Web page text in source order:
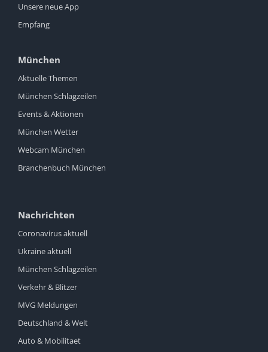
Unsere neue App
Empfang
München
Aktuelle Themen
München Schlagzeilen
Events & Aktionen
München Wetter
Webcam München
Branchenbuch München
Nachrichten
Coronavirus aktuell
Ukraine aktuell
München Schlagzeilen
Verkehr & Blitzer
MVG Meldungen
Deutschland & Welt
Auto & Mobilitaet